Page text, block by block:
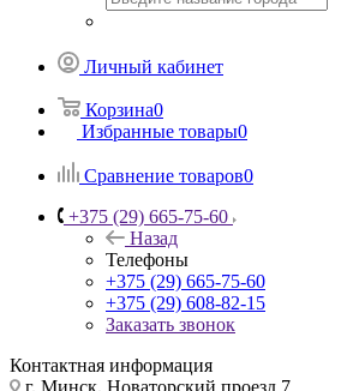
Личный кабинет
Корзина0
Избранные товары0
Сравнение товаров0
+375 (29) 665-75-60
Назад
Телефоны
+375 (29) 665-75-60
+375 (29) 608-82-15
Заказать звонок
Контактная информация
г. Минск, Новаторский проезд 7